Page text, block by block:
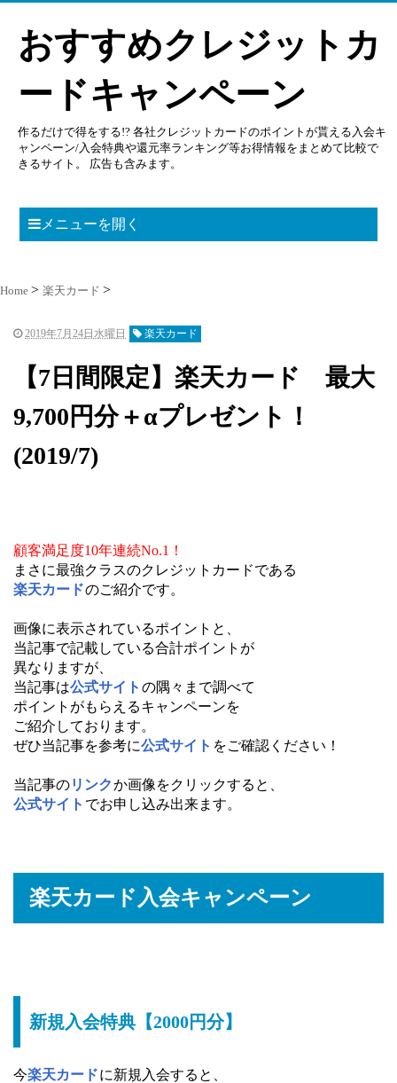
おすすめクレジットカ
ードキャンペーン
作るだけで得をする!? 各社クレジットカードのポイントが貰える入会キ
ャンペーン/入会特典や還元率ランキング等お得情報をまとめて比較で
きるサイト。 広告も含みます。
メニューを開く
Home 楽天カード
2019年7月24日水曜日 楽天カード
【7日間限定】楽天カード 最大
9,700円分＋αプレゼント！
(2019/7)
顧客満足度10年連続No.1！
まさに最強クラスのクレジットカードである
楽天カードのご紹介です。
画像に表示されているポイントと、
当記事で記載している合計ポイントが
異なりますが、
当記事は公式サイト の隅々まで調べて
ポイントがもらえるキャンペーンを
ご紹介しております。
ぜひ当記事を参考に公式サイト をご確認ください！
当記事のリンクか画像をクリックすると、
公式サイト でお申し込み出来ます。
楽天カード入会キャンペーン
新規入会特典【2000円分】
今楽天カードに新規入会すると、